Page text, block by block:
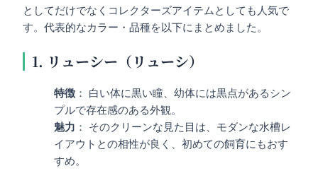
としてだけでなくコレクターズアイテムとしても人気で
す。代表的なカラー・品種を以下にまとめました。
1. リューシー（リューシ）
特徴 ： 白い体に黒い瞳、幼体には黒点があるシン
プルで存在感のある外観。
魅力 ： そのクリーンな見た目は、モダンな水槽レ
イアウトとの相性が良く、初めての飼育にもおす
すめ。